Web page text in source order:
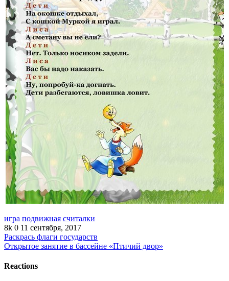
игра подвижная считалки
8k 0 11 сентября, 2017
Раскрась флаги государств
Открытое занятие в бассейне «Птичий двор»
Reactions